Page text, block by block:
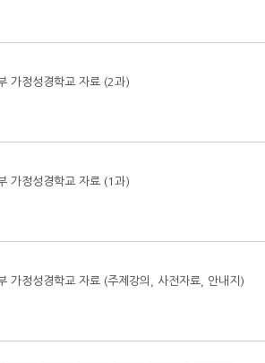
가정성경학교 자료 (2과)
가정성경학교 자료 (1과)
가정성경학교 자료 (주제강의, 사전자료, 안내지)